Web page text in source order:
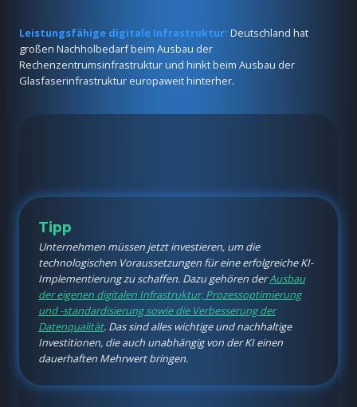
Leistungsfähige digitale Infrastruktur: Deutschland hat
großen Nachholbedarf beim Ausbau der
Rechenzentrumsinfrastruktur und hinkt beim Ausbau der
Glasfaserinfrastruktur europaweit hinterher.
Tipp
Unternehmen müssen jetzt investieren, um die
technologischen Voraussetzungen für eine erfolgreiche KI-
Implementierung zu schaffen. Dazu gehören derAusbau
der eigenen digitalen Infrastruktur, Prozessoptimierung
und -standardisierung sowie die Verbesserung der
Datenqualität. Das sind alles wichtige und nachhaltige
Investitionen, die auch unabhängig von der KI einen
dauerhaften Mehrwert bringen.